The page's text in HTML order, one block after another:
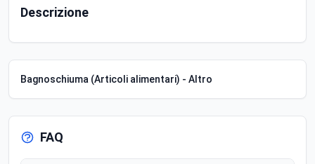
Descrizione
Bagnoschiuma (Articoli alimentari) - Altro
FAQ